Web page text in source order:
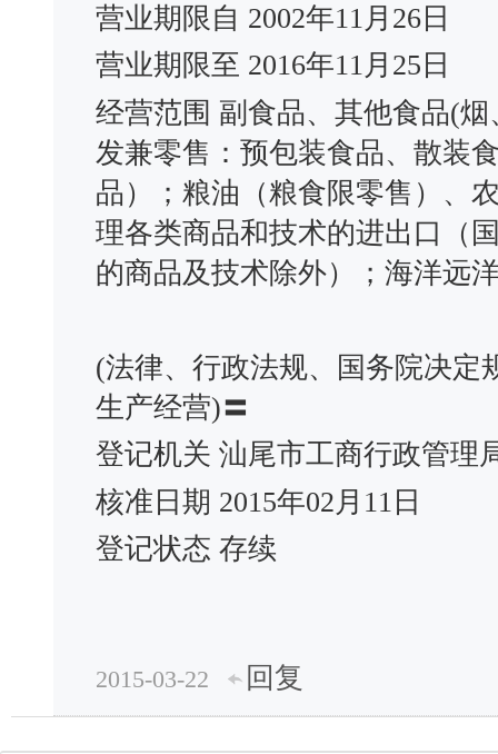
营业期限自 2002年11月26日
营业期限至 2016年11月25日
经营范围 副食品、其他食品(
发兼零售：预包装食品、散装
品）；粮油（粮食限零售）、
理各类商品和技术的进出口（
的商品及技术除外）；海洋远
(法律、行政法规、国务院决定
生产经营)〓
登记机关 汕尾市工商行政管理
核准日期 2015年02月11日
登记状态 存续
2015-03-22 回复